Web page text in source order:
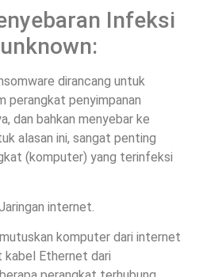
Infeksi
dirancang untuk
perangkat penyimpanan
dan bahkan menyebar ke
alasan ini, sangat penting
(komputer) yang terinfeksi
internet.
komputer dari internet
kabel Ethernet dari